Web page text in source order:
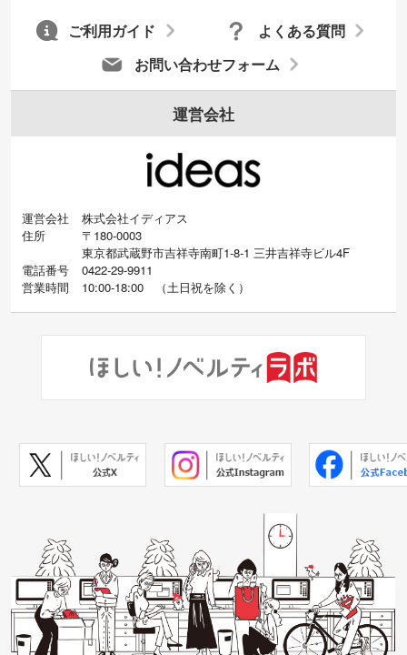
お問い合わせフォーム
よくある質問
ご利用ガイド
運営会社
運営会社
株式会社イディアス
住所
〒180-0003
東京都武蔵野市吉祥寺南町1-8-1 三井吉祥寺ビル4F
電話番号
0422-29-9911
営業時間
10:00-18:00 （土日祝を除く）